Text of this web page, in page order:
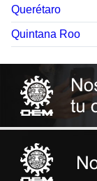
Querétaro
Quintana Roo